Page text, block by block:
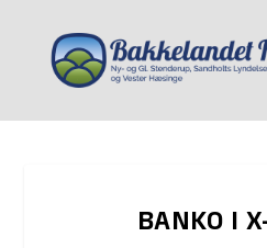
BANKO I